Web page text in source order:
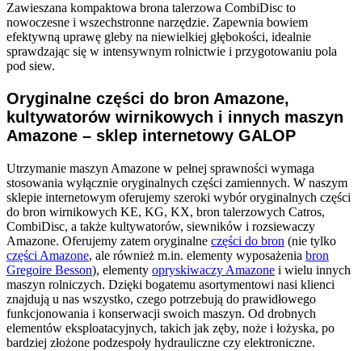
Zawieszana kompaktowa brona talerzowa CombiDisc to
nowoczesne i wszechstronne narzędzie. Zapewnia bowiem
efektywną uprawę gleby na niewielkiej głębokości, idealnie
sprawdzając się w intensywnym rolnictwie i przygotowaniu pola
pod siew.
Oryginalne części do bron Amazone,
kultywatorów wirnikowych i innych maszyn
Amazone – sklep internetowy GALOP
Utrzymanie maszyn Amazone w pełnej sprawności wymaga
stosowania wyłącznie oryginalnych części zamiennych. W naszym
sklepie internetowym oferujemy szeroki wybór oryginalnych części
do bron wirnikowych KE, KG, KX, bron talerzowych Catros,
CombiDisc, a także kultywatorów, siewników i rozsiewaczy
Amazone. Oferujemy zatem oryginalne części do bron (nie tylko
części Amazone, ale również m.in. elementy wyposażenia bron
Gregoire Besson), elementy opryskiwaczy Amazone i wielu innych
maszyn rolniczych. Dzięki bogatemu asortymentowi nasi klienci
znajdują u nas wszystko, czego potrzebują do prawidłowego
funkcjonowania i konserwacji swoich maszyn. Od drobnych
elementów eksploatacyjnych, takich jak zęby, noże i łożyska, po
bardziej złożone podzespoły hydrauliczne czy elektroniczne.